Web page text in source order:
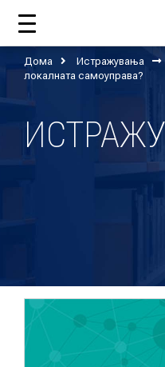
ДОМА
ЗА НАС
ГОДИШНИ ИЗВЕШТАИ
ЕВОЛВ
Дома Истражувања
локалната самоуправа?